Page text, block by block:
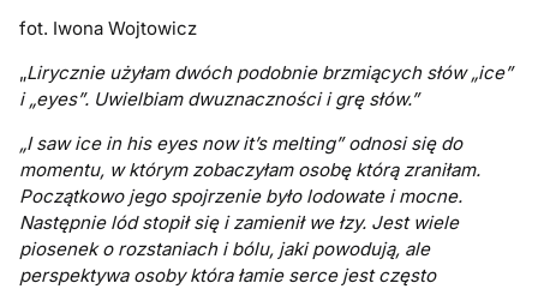
fot. Iwona Wojtowicz
„Lirycznie użyłam dwóch podobnie brzmiących słów „ice”
i „eyes”. Uwielbiam dwuznaczności i grę słów.”
„I saw ice in his eyes now it’s melting” odnosi się do
momentu, w którym zobaczyłam osobę którą zraniłam.
Początkowo jego spojrzenie było lodowate i mocne.
Następnie lód stopił się i zamienił we łzy. Jest wiele
piosenek o rozstaniach i bólu, jaki powodują, ale
perspektywa osoby która łamie serce jest często